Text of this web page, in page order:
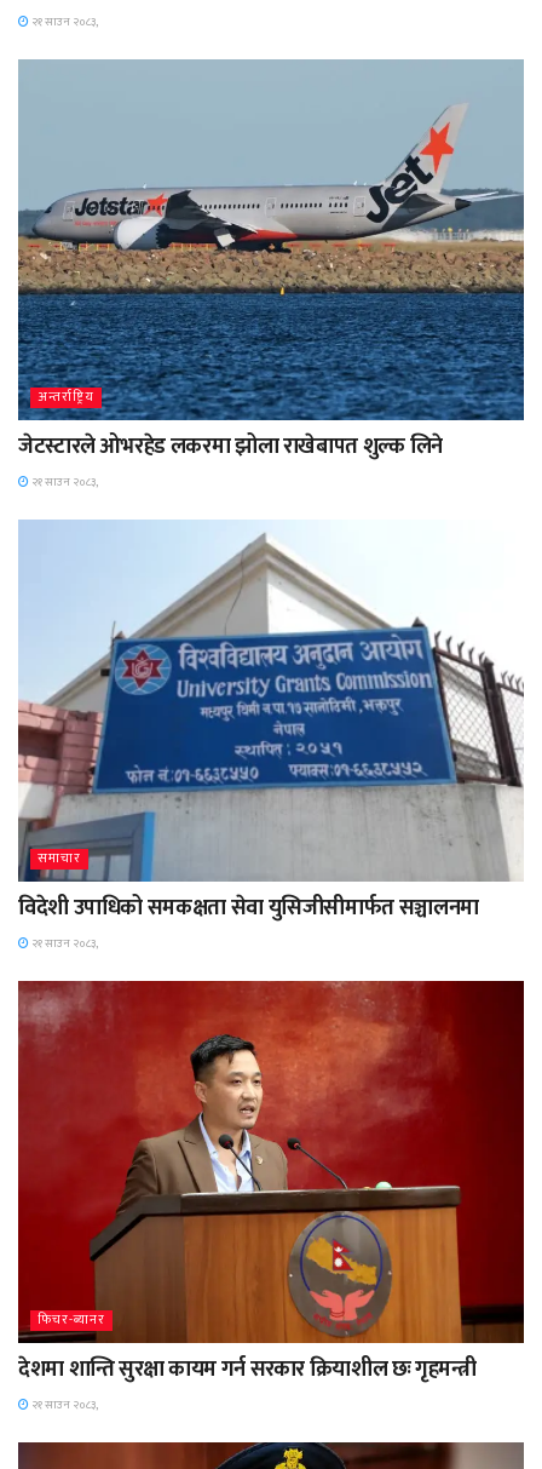
२१ साउन २०८३,
अन्तर्राष्ट्रिय
जेटस्टारले ओभरहेड लकरमा झोला राखेबापत शुल्क लिने
२१ साउन २०८३,
समाचार
विदेशी उपाधिको समकक्षता सेवा युसिजीसीमार्फत सञ्चालनमा
२१ साउन २०८३,
फिचर-ब्यानर
देशमा शान्ति सुरक्षा कायम गर्न सरकार क्रियाशील छः गृहमन्त्री
२१ साउन २०८३,